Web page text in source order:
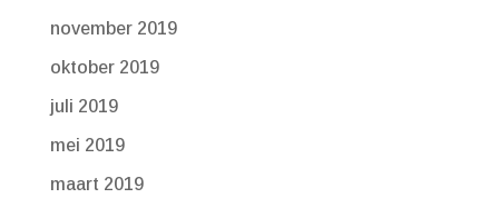
november 2019
oktober 2019
juli 2019
mei 2019
maart 2019